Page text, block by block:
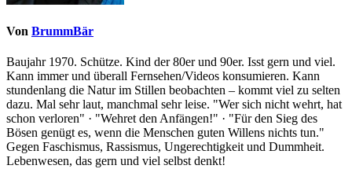
Von BrummBär
Baujahr 1970. Schütze. Kind der 80er und 90er. Isst gern und viel.
Kann immer und überall Fernsehen/Videos konsumieren. Kann
stundenlang die Natur im Stillen beobachten – kommt viel zu selten
dazu. Mal sehr laut, manchmal sehr leise. "Wer sich nicht wehrt, hat
schon verloren" · "Wehret den Anfängen!" · "Für den Sieg des
Bösen genügt es, wenn die Menschen guten Willens nichts tun."
Gegen Faschismus, Rassismus, Ungerechtigkeit und Dummheit.
Lebenwesen, das gern und viel selbst denkt!